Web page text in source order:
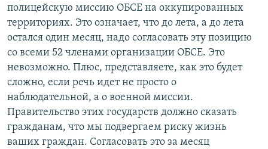
полицейскую миссию ОБСЕ на оккупированных
территориях. Это означает, что до лета, а до лета
остался один месяц, надо согласовать эту позицию
со всеми 52 членами организации ОБСЕ. Это
невозможно. Плюс, представляете, как это будет
сложно, если речь идет не просто о
наблюдательной, а о военной миссии.
Правительство этих государств должно сказать
гражданам, что мы подвергаем риску жизнь
ваших граждан. Согласовать это за месяц